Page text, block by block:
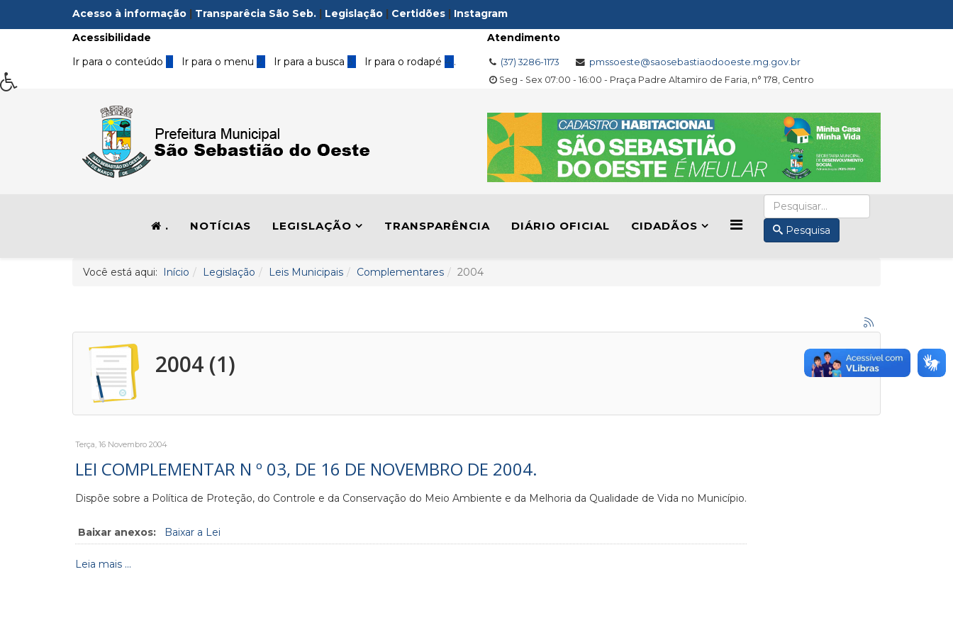
Acesso à informação | Transparêcia São Seb. | Legislação | Certidões | Instagram
Acessibilidade
Ir para o conteúdo 1 Ir para o menu 2 Ir para a busca3 Ir para o rodapé 4 .
Atendimento
(37) 3286-1173
pmssoeste@saosebastiaodooeste.mg.gov.br
Seg - Sex 07:00 - 16:00 - Praça Padre Altamiro de Faria, n° 178, Centro
. NOTÍCIAS LEGISLAÇÃO TRANSPARÊNCIA DIÁRIO OFICIAL CIDADÃOS Pesquisa
Você está aqui: Início Legislação Leis Municipais Complementares 2004
2004 (1)
Terça, 16 Novembro 2004
LEI COMPLEMENTAR N º 03, DE 16 DE NOVEMBRO DE 2004.
Dispõe sobre a Política de Proteção, do Controle e da Conservação do Meio Ambiente e da Melhoria da Qualidade de Vida no Município.
Baixar anexos: Baixar a Lei
Leia mais ...